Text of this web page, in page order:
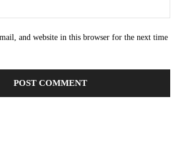
and website in this browser for the next time